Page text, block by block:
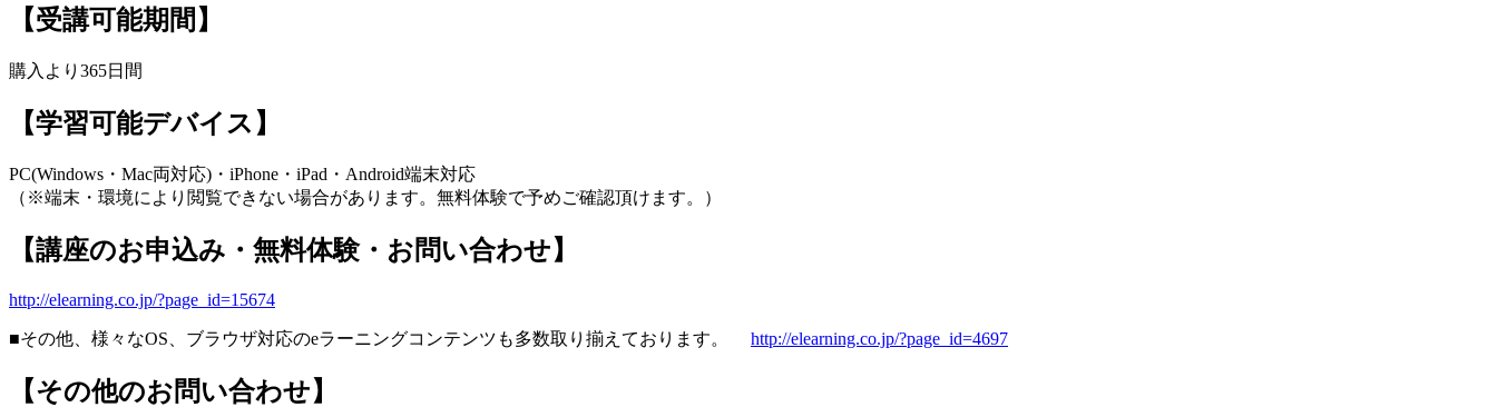
【受講可能期間】
購入より365日間
【学習可能デバイス】
PC(Windows・Mac両対応)・iPhone・iPad・Android端末対応
（※端末・環境により閲覧できない場合があります。無料体験で予めご確認頂けます。）
【講座のお申込み・無料体験・お問い合わせ】
http://elearning.co.jp/?page_id=15674
■その他、様々なOS、ブラウザ対応のeラーニングコンテンツも多数取り揃えております。 http://elearning.co.jp/?page_id=4697
【その他のお問い合わせ】